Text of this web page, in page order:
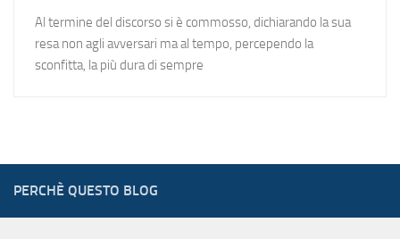
Al termine del discorso si è commosso, dichiarando la sua
resa non agli avversari ma al tempo, percependo la
sconfitta, la più dura di sempre
PERCHÈ QUESTO BLOG